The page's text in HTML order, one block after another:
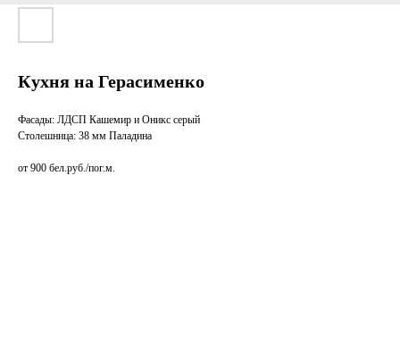
Кухня на Герасименко
Фасады: ЛДСП Кашемир и Оникс серый
Столешница: 38 мм Паладина
от 900 бел.руб./пог.м.